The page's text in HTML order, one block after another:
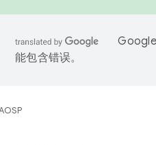
能包含错误。